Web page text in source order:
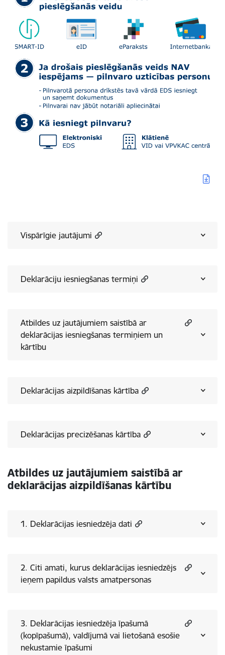
Vispārīgie jautājumi
Deklarāciju iesniegšanas termiņi
Atbildes uz jautājumiem saistībā ar
deklarācijas iesniegšanas termiņiem un
kārtību
Deklarācijas aizpildīšanas kārtība
Deklarācijas precizēšanas kārtība
Atbildes uz jautājumiem saistībā ar
deklarācijas aizpildīšanas kārtību
1. Deklarācijas iesniedzēja dati
2. Citi amati, kurus deklarācijas iesniedzējs
ieņem papildus valsts amatpersonas
3. Deklarācijas iesniedzēja īpašumā
(kopīpašumā), valdījumā vai lietošanā esošie
nekustamie īpašumi